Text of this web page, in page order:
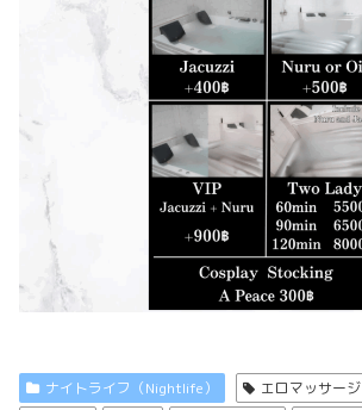
ナイトライフ（Nightlife） エロマッサージ